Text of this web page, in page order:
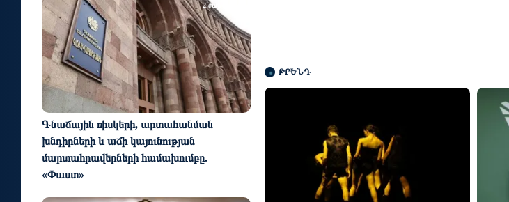
Գնաճային ռիսկերի, արտահանման
խնդիրների և աճի կայունության
մարտահրավերների համախումբը.
«Փաստ»
2 ժամ առաջ
ԹՐԵՆԴ